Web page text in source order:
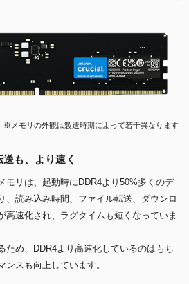
※メモリの外観は製造時期によって若干異なります
も、より速く
モリは、起動時にDDR4より50%多くのデ
、読み込み時間、ファイル転送、ダウンロ
高速化され、ラグタイムも短くなっていま
ため、DDR4より高速化しているのはもち
スも向上しています。